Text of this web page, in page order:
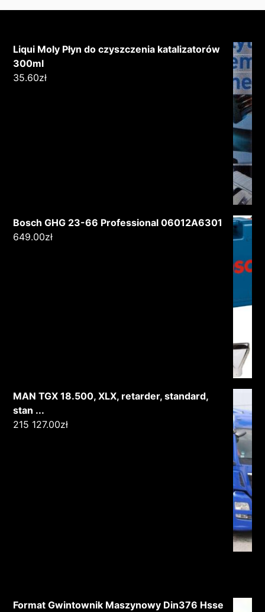
Liqui Moly Płyn do czyszczenia katalizatorów
300ml
35.60zł
Bosch GHG 23-66 Professional 06012A6301
649.00zł
MAN TGX 18.500, XLX, retarder, standard,
stan ...
215 127.00zł
Format Gwintownik Maszynowy Din376 Hsse